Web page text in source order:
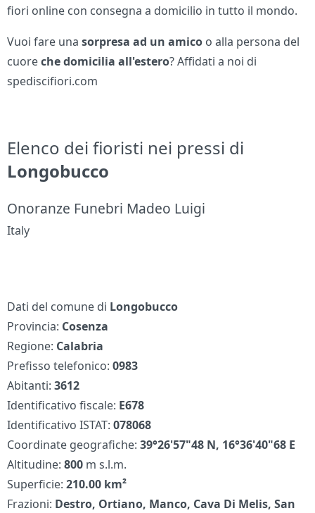
fiori online con consegna a domicilio in tutto il mondo.
Vuoi fare unasorpresa ad un amico o alla persona del
cuoreche domicilia all'estero? Affidati a noi di
spediscifiori.com
Elenco dei fioristi nei pressi di
Longobucco
Onoranze Funebri Madeo Luigi
Italy
Dati del comune di Longobucco
Provincia: Cosenza
Regione: Calabria
Prefisso telefonico:0983
Abitanti:3612
Identificativo fiscale: E678
Identificativo ISTAT:078068
Coordinate geografiche:39°26'57"48 N, 16°36'40"68 E
Altitudine:800 m s.l.m.
Superficie:210.00 km²
Frazioni: Destro, Ortiano, Manco, Cava Di Melis, San